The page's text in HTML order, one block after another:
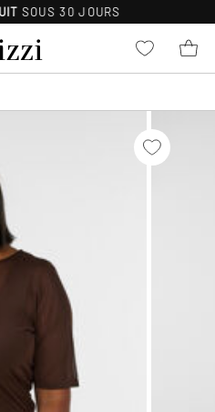
SOUS 30 JOURS